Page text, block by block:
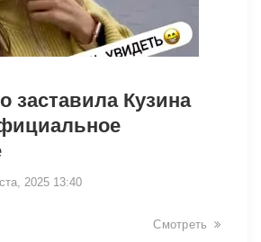
заставила Кузина
2025 13:40
Смотреть